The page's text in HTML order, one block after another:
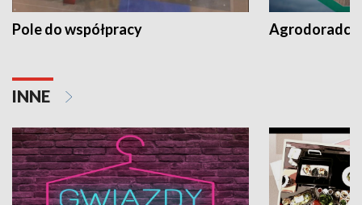
Pole do współpracy Agrodoradcy
INNE